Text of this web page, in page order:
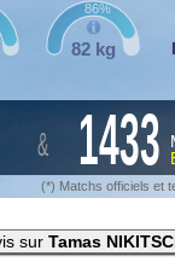
82 kg
86%
& 1433
(*) Matchs officiels et
sur Tamas